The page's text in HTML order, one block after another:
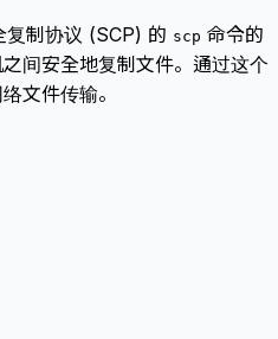
制协议 (SCP) 的 scp 命令的
间安全地复制文件。通过这个
文件传输。